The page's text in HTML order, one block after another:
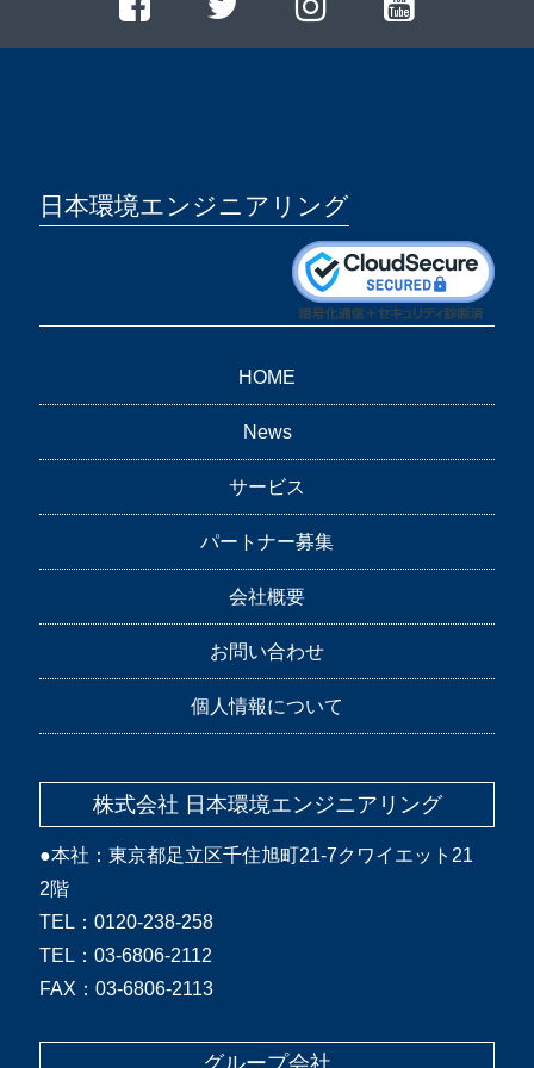
日本環境エンジニアリング
HOME
News
サービス
パートナー募集
会社概要
お問い合わせ
個人情報について
株式会社 日本環境エンジニアリング
●本社：東京都足立区千住旭町21-7クワイエット21
2階
TEL：0120-238-258
TEL：03-6806-2112
FAX：03-6806-2113